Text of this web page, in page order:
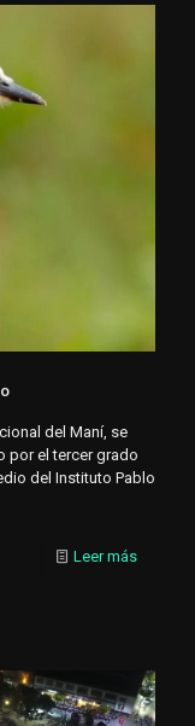
del Maní, se
por el tercer grado
del Instituto Pablo
Leer más